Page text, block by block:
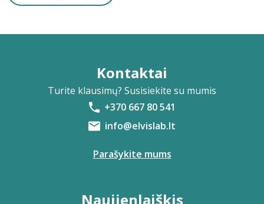
Kontaktai
Turite klausimų? Susisiekite su mumis
+370 667 80 541
info@elvislab.lt
Parašykite mums
Naujienlaiškis